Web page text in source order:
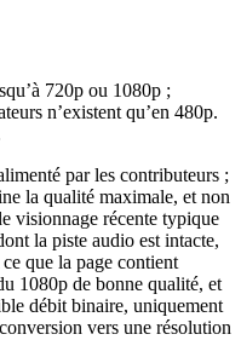
720p ou 1080p ;
n’existent qu’en 480p.
par les contributeurs ;
la qualité maximale, et non
visionnage récente typique
la piste audio est intacte,
que la page contient
1080p de bonne qualité, et
débit binaire, uniquement
vers une résolution